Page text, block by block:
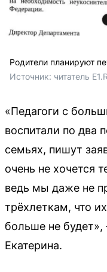
Родители планируют
Источник: читатель
«Педагоги с
воспитали по два
семьях, пишут
очень не хочется
ведь мы даже не
трёхлеткам, что
больше не
Екатерина.